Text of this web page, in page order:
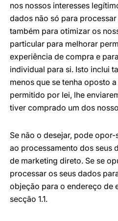
nos nossos interesses
dados não só para
também para otimizar os
particular para melhorar
experiência de compra e
individual para si. Isto inclui
menos que se tenha oposto
permitido por lei, lhe
tiver comprado um dos
Se não o desejar, pode
ao processamento dos seus
de marketing direto. Se se
processar os seus dados
objeção para o endereço de
secção 1.1.